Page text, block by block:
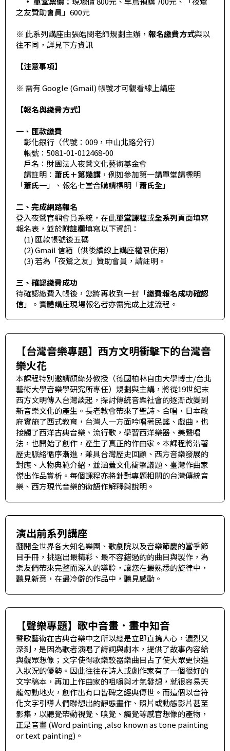
關
夜
鶯
基
會
聯
絡
我
們
登
加
入
會
員
回
首
頁
之友贊助會員」600元
※ 此系列講座由張皓閔老師規劃主辦， 報名繳費方式與以
往不同，詳見下方資訊
【注意事項】
※ 需有 Google (Gmail) 帳號才可觀看線上講座
【報名與繳費方式】
一、匯款繳費
彰化銀行（代號：009，中山北路分行）
帳號：5081-01-012468-00
戶名：財團法人夜鶯文化藝術基金會
請註明： 蕭氏＋第幾講 ，例如參加第一講單堂請標明
「蕭氏一」、報名七堂合購請標明「蕭氏全」
二、完成網路報名
登入夜鶯官網會員系統，在此單堂課程或全系列頁面填寫
報名表，並於附註欄填寫以下資訊：
(1) 匯款帳號後五碼
(2) Gmail 信箱（供後續線上講座權限使用）
(3) 若為「夜鶯之友」贊助會員，請註明。
三、確認繳費成功
待確認繳費入帳後，您將再收到一封「繳費報名成功確認
信」。實體講座現場報名者亦需完成上述流程。
【台灣音樂專題】西方文明衝擊下的台灣音
樂火花
本課程特別邀請顏綠芬教授（德國柏林自由大學博士/台北
藝術大學音樂學研究所專任）規劃與主講，將從19世紀末
西方文明傳入台灣談起，探討傳統音樂社會的逐漸改變到
新音樂文化的產生。長老教會帶來了聖詩、合唱，日本政
府實施了西式教育，台灣人一方面吟唱著民謠、戲曲，也
接觸了西洋古典音樂、流行歌，學習西洋樂器、美聲唱
法，也開始了創作，產生了真正的作曲家。本課程將沿著
歷史脈絡循序漸進，兼具台灣歷史回顧、西方音樂發展的
對應、人物典範介紹，並涵蓋文化衝擊議題、臺灣作曲家
傑出作品賞析。每個課程亦將針對專題相關的台灣傳統音
樂、西方現代音樂的術語作解釋與說明。
演出前系列講座
翻開全世界各大知名樂團、歌劇院以及音樂節慶的當季節
目手冊，挑選出最精彩、最不容錯過的的曲目與製作，為
樂友們帶來完整而深入的導聆，讓您在最熟悉的旋律中，
聽見新意，在最冷僻的作品中，聽見感動。
【聲樂專題】歌中音畫．畫中知音
聲歌藝術在古典音樂中之所以總是立即直搗人心，濃烈又
深刻，是因為歌者演唱了詩詞與劇本，提供了故事內容給
與觀眾想像；文字使得歌樂較器樂曲目占了使大眾更快進
入狀況的優勢。因此往往在詩人或劇作家有了一個很好的
文字稿本，再加上作曲家的咀嚼與才氣發想，就很容易天
龍勾動地火，創作出有口皆碑之經典傳世。而這個以音符
化文字引導人們聯想出的靜態畫作、照片或動態影片甚至
影集，以聽覺帶動視覺、嗅覺、觸覺等感官想像的產物，
正是音畫 (Word painting ,also known as tone painting
or text painting)。